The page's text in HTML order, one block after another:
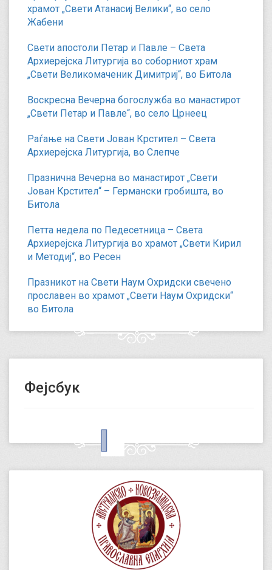
храмот „Свети Атанасиј Велики“, во село
Жабени
Свети апостоли Петар и Павле – Света
Архиерејска Литургија во соборниот храм
„Свети Великомаченик Димитриј“, во Битола
Воскресна Вечерна богослужба во манастирот
„Свети Петар и Павле“, во село Црнеец
Раѓање на Свети Јован Крстител – Света
Архиерејска Литургија, во Слепче
Празнична Вечерна во манастирот „Свети
Јован Крстител“ – Германски гробишта, во
Битола
Петта недела по Педесетница – Света
Архиерејска Литургија во храмот „Свети Кирил
и Методиј“, во Ресен
Празникот на Свети Наум Охридски свечено
прославен во храмот „Свети Наум Охридски“
во Битола
Фејсбук